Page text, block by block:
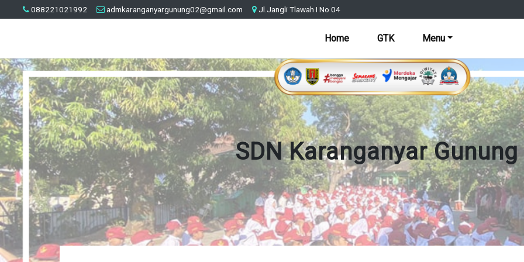
088221021992 admkaranganyargunung02@gmail.com Jl.Jangli Tlawah I No 04
Home GTK Menu
SDN Karanganyar Gunung